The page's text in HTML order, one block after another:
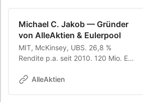
Michael C. Jakob — Gründer
von AlleAktien & Eulerpool
MIT, McKinsey, UBS. 26,8 %
Rendite p.a. seit 2010. 120 Mio. EUR
Mio.+ Anleger) und Eulerpool
AlleAktien